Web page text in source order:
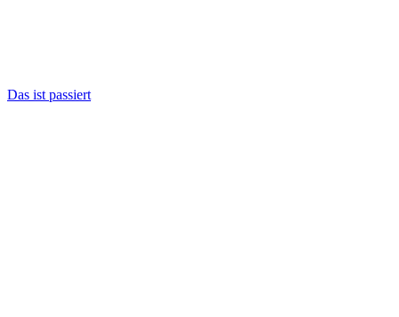
Das ist passiert